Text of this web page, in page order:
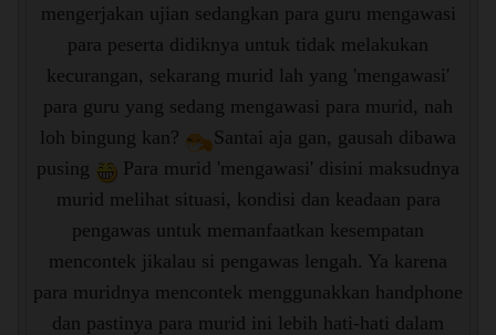
mengerjakan ujian sedangkan para guru mengawasi
para peserta didiknya untuk tidak melakukan
kecurangan, sekarang murid lah yang 'mengawasi'
para guru yang sedang mengawasi para murid, nah
loh bingung kan?
Santai aja gan, gausah dibawa
pusing
Para murid 'mengawasi' disini maksudnya
murid melihat situasi, kondisi dan keadaan para
pengawas untuk memanfaatkan kesempatan
mencontek jikalau si pengawas lengah. Ya karena
para muridnya mencontek menggunakkan handphone
dan pastinya para murid ini lebih hati-hati dalam